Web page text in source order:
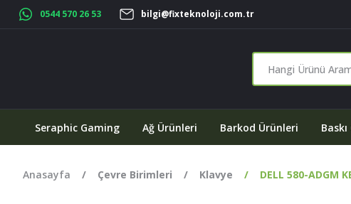
0544 570 26 53 bilgi@fixteknoloji.com.tr
Seraphic Gaming Ağ Ürünleri Barkod Ürünleri
Anasayfa Çevre Birimleri Klavye DELL 580-ADGM